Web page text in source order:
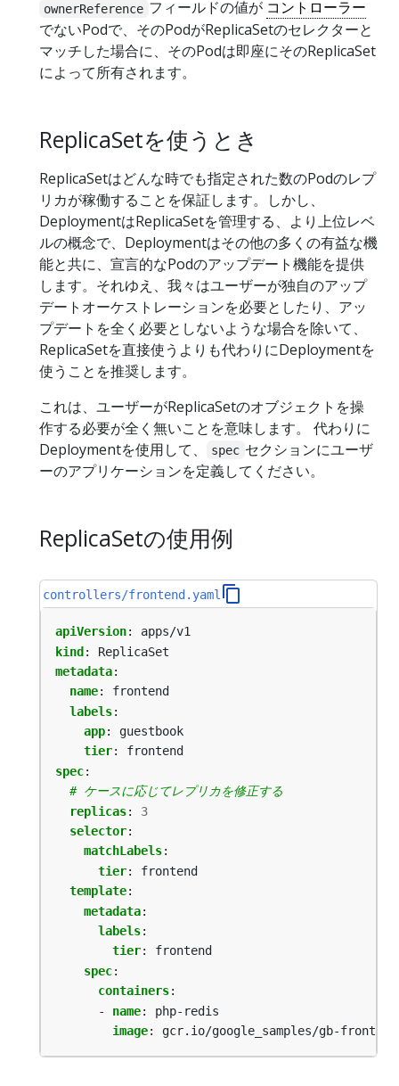
ownerReference フィールドの値が コントローラー
でないPodで、そのPodがReplicaSetのセレクターと
マッチした場合に、そのPodは即座にそのReplicaSet
によって所有されます。
ReplicaSetを使うとき
ReplicaSetはどんな時でも指定された数のPodのレプ
リカが稼働することを保証します。しかし、
DeploymentはReplicaSetを管理する、より上位レベ
ルの概念で、Deploymentはその他の多くの有益な機
能と共に、宣言的なPodのアップデート機能を提供
します。それゆえ、我々はユーザーが独自のアップ
デートオーケストレーションを必要としたり、アッ
プデートを全く必要としないような場合を除いて、
ReplicaSetを直接使うよりも代わりにDeploymentを
使うことを推奨します。
これは、ユーザーがReplicaSetのオブジェクトを操
作する必要が全く無いことを意味します。 代わりに
Deploymentを使用して、
spec セクションにユーザ
ーのアプリケーションを定義してください。
ReplicaSetの使用例
controllers/frontend.yaml
apiVersion:
apps/v1
kind:
ReplicaSet
metadata:
name:
frontend
labels:
app:
guestbook
tier:
frontend
spec:
# ケースに応じてレプリカを修正する
replicas:
3
selector:
matchLabels:
tier:
frontend
template:
metadata:
labels:
tier:
frontend
spec:
containers:
- name:
php-redis
image: gcr.io/google_samples/gb-